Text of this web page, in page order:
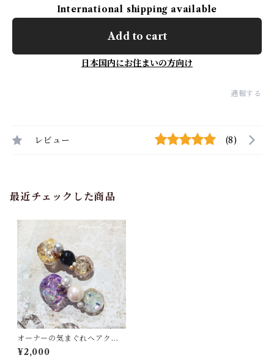
International shipping available
Add to cart
日本国内にお住まいの方向け
通報する
レビュー (8)
最近チェックした商品
オーナーの気まぐれヘアクリ
ップ【ミニ】
¥2,000